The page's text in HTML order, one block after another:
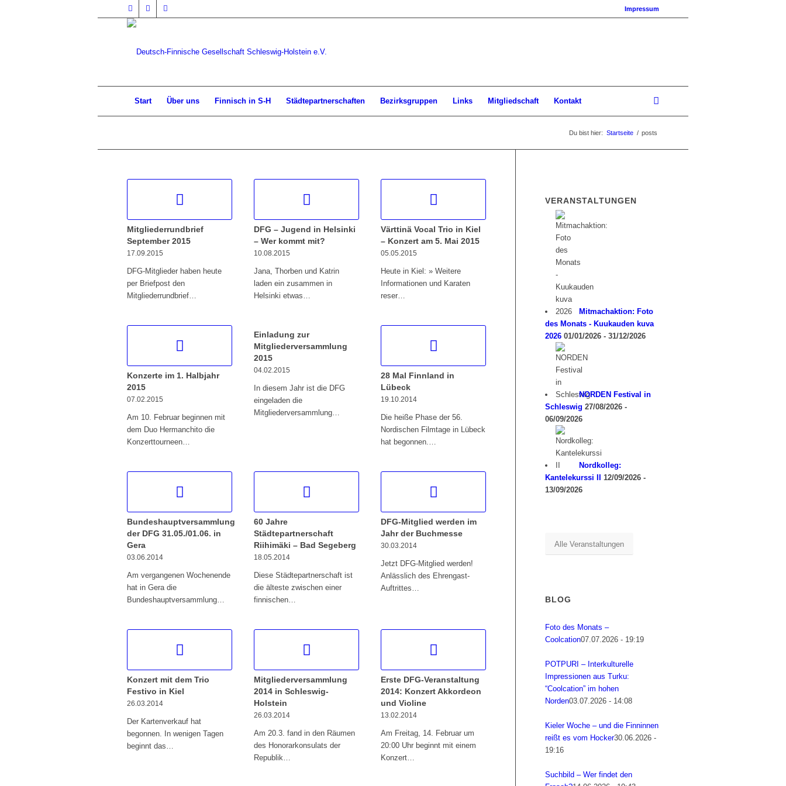
Impressum
Start Über uns Finnisch in S-H Städtepartnerschaften Bezirksgruppen Links Mitgliedschaft Kontakt
Du bist hier: Startseite / posts
Mitgliederrundbrief
September 2015
17.09.2015
DFG-Mitglieder haben heute
per Briefpost den
Mitgliederrundbrief…
DFG – Jugend in Helsinki
– Wer kommt mit?
10.08.2015
Jana, Thorben und Katrin
laden ein zusammen in
Helsinki etwas…
Värttinä Vocal Trio in Kiel
– Konzert am 5. Mai 2015
05.05.2015
Heute in Kiel: » Weitere
Informationen und Karaten
reser…
Konzerte im 1. Halbjahr
2015
07.02.2015
Am 10. Februar beginnen mit
dem Duo Hermanchito die
Konzerttourneen…
Einladung zur
Mitgliederversammlung
2015
04.02.2015
In diesem Jahr ist die DFG
eingeladen die
Mitgliederversammlung…
28 Mal Finnland in
Lübeck
19.10.2014
Die heiße Phase der 56.
Nordischen Filmtage in Lübeck
hat begonnen.…
Bundeshauptversammlung
der DFG 31.05./01.06. in
Gera
03.06.2014
Am vergangenen Wochenende
hat in Gera die
Bundeshauptversammlung…
60 Jahre
Städtepartnerschaft
Riihimäki – Bad Segeberg
18.05.2014
Diese Städtepartnerschaft ist
die älteste zwischen einer
finnischen…
DFG-Mitglied werden im
Jahr der Buchmesse
30.03.2014
Jetzt DFG-Mitglied werden!
Anlässlich des Ehrengast-
Auftrittes…
Konzert mit dem Trio
Festivo in Kiel
26.03.2014
Der Kartenverkauf hat
begonnen. In wenigen Tagen
beginnt das…
Mitgliederversammlung
2014 in Schleswig-
Holstein
26.03.2014
Am 20.3. fand in den Räumen
des Honorarkonsulats der
Republik…
Erste DFG-Veranstaltung
2014: Konzert Akkordeon
und Violine
13.02.2014
Am Freitag, 14. Februar um
20:00 Uhr beginnt mit einem
Konzert…
VERANSTALTUNGEN
Mitmachaktion: Foto
des Monats - Kuukauden kuva
2026 01/01/2026 - 31/12/2026
NORDEN Festival in
Schleswig 27/08/2026 -
06/09/2026
Nordkolleg:
Kantelekurssi II
12/09/2026 -
13/09/2026
Alle Veranstaltungen
BLOG
Foto des Monats –
Coolcation07.07.2026 - 19:19
POTPURI – Interkulturelle
Impressionen aus Turku:
“Coolcation” im hohen
Norden03.07.2026 - 14:08
Kieler Woche – und die Finninnen
reißt es vom Hocker30.06.2026 -
19:16
Suchbild – Wer findet den